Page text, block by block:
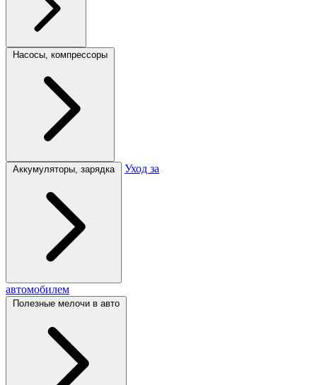
Насосы, компрессоры
Аккумуляторы, зарядка Уход за
автомобилем
Полезные мелочи в авто